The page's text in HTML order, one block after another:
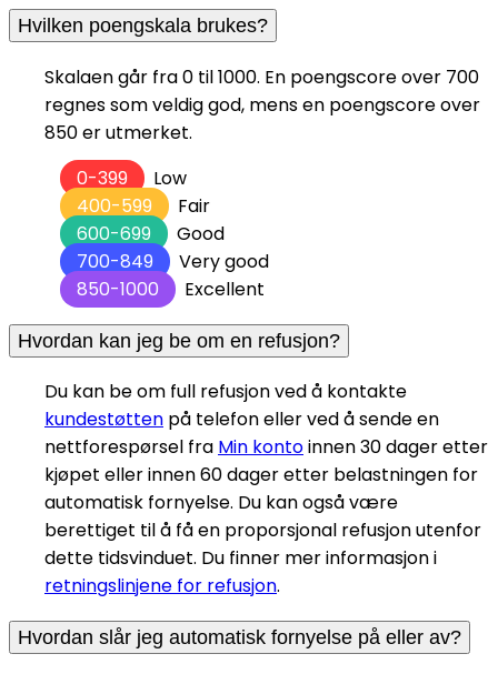
Hvilken poengskala brukes?
Skalaen går fra 0 til 1000. En poengscore over 700
regnes som veldig god, mens en poengscore over
850 er utmerket.
0-399
Low
400-599
Fair
600-699
Good
700-849
Very good
850-1000
Excellent
Hvordan kan jeg be om en refusjon?
Du kan be om full refusjon ved å kontakte
kundestøtten på telefon eller ved å sende en
nettforespørsel fra Min kontoinnen 30 dager etter
kjøpet eller innen 60 dager etter belastningen for
automatisk fornyelse. Du kan også være
berettiget til å få en proporsjonal refusjon utenfor
dette tidsvinduet. Du finner mer informasjon i
retningslinjene for refusjon.
Hvordan slår jeg automatisk fornyelse på eller av?